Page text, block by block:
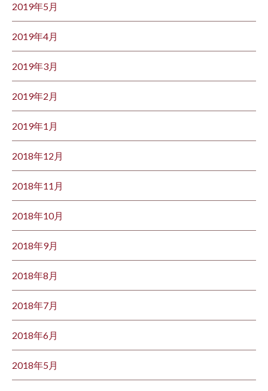
2019年5月
2019年4月
2019年3月
2019年2月
2019年1月
2018年12月
2018年11月
2018年10月
2018年9月
2018年8月
2018年7月
2018年6月
2018年5月